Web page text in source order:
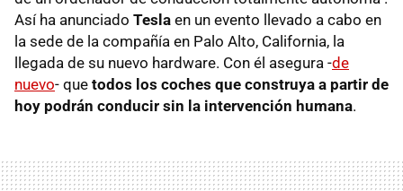
Así ha anunciado Tesla en un evento llevado a cabo en
la sede de la compañía en Palo Alto, California, la
llegada de su nuevo hardware. Con él asegura -de
nuevo- que todos los coches que construya a partir de
hoy podrán conducir sin la intervención humana.